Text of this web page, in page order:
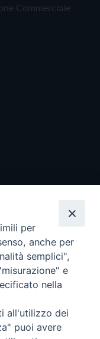
Commerciale
riservati - Vita
per
anche per
semplici",
e
nella
all'utilizzo dei
puoi avere